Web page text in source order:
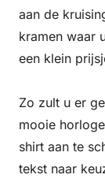
aan de
kramen waar
een klein
Zo zult u er
mooie
shirt aan te
tekst naar